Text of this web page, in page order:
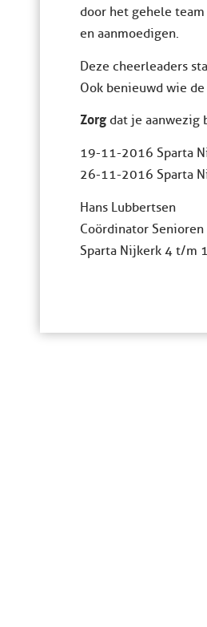
door het gehele
en aanmoedigen.
Deze cheerleaders
Ook benieuwd wie de
Zorg dat je aanwezig
19-11-2016 Sparta
26-11-2016 Sparta
Hans Lubbertsen
Coördinator
Sparta Nijkerk 4 t/m